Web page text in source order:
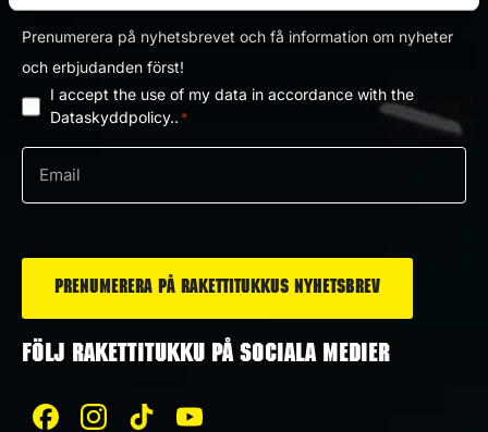
Prenumerera på nyhetsbrevet och få information om nyheter
och erbjudanden först!
Dataskyddpolicy
*
I accept the use of my data in accordance with the
Dataskyddpolicy.. *
post
FÖLJ RAKETTITUKKU PÅ SOCIALA MEDIER